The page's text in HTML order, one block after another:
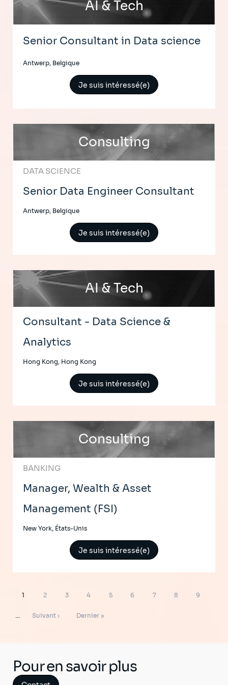
AI & Tech
Senior Consultant in Data science
Antwerp, Belgique
Je suis intéressé(e)
Consulting
DATA SCIENCE
Senior Data Engineer Consultant
Antwerp, Belgique
Je suis intéressé(e)
AI & Tech
Consultant - Data Science &
Analytics
Hong Kong, Hong Kong
Je suis intéressé(e)
Consulting
BANKING
Manager, Wealth & Asset
Management (FSI)
New York, États-Unis
Je suis intéressé(e)
Pagination
Page
1 Page
2 Page
3 Page
4 Page
5 Page
6 Page
7 Page
8 Page
9
…
Page
Suivant ›
Dernière
Dernier »
Pour en savoir plus